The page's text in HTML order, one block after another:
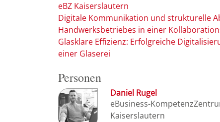
eBZ Kaiserslautern
Digitale Kommunikation und strukturelle
Handwerksbetriebes in einer
Glasklare Effizienz: Erfolgreiche
einer Glaserei
Personen
Daniel Rugel
eBusiness-
Kaiserslautern